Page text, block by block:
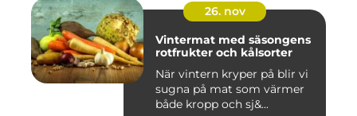
26. nov
Vintermat med säsongens
rotfrukter och kålsorter
När vintern kryper på blir vi
sugna på mat som värmer
både kropp och sj&...